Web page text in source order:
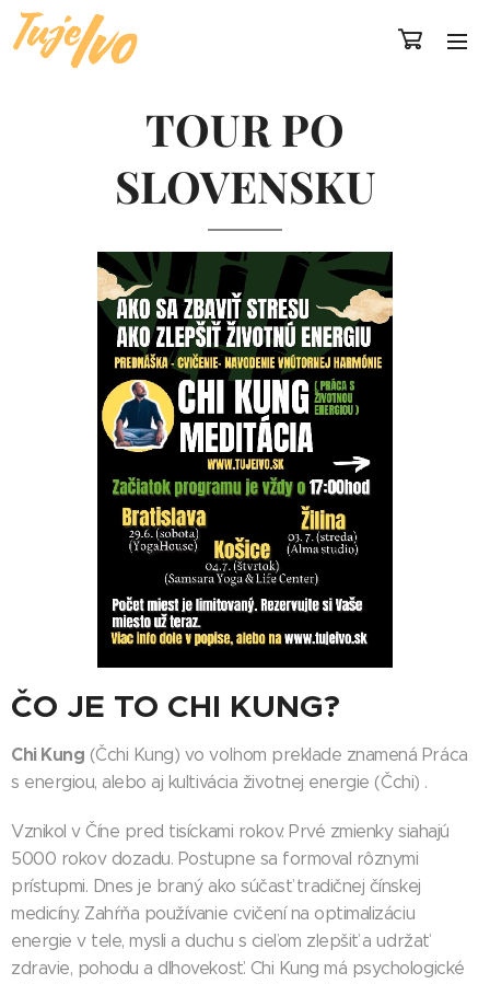
TOUR PO
SLOVENSKU
ČO JE TO CHI KUNG?
Chi Kung (Čchi Kung) vo voľnom preklade znamená Práca
s energiou, alebo aj kultivácia životnej energie (Čchi) .
Vznikol v Číne pred tisíckami rokov. Prvé zmienky siahajú
5000 rokov dozadu. Postupne sa formoval rôznymi
prístupmi. Dnes je braný ako súčasť tradičnej čínskej
medicíny. Zahŕňa používanie cvičení na optimalizáciu
energie v tele, mysli a duchu s cieľom zlepšiť a udržať
zdravie, pohodu a dlhovekosť. Chi Kung má psychologické